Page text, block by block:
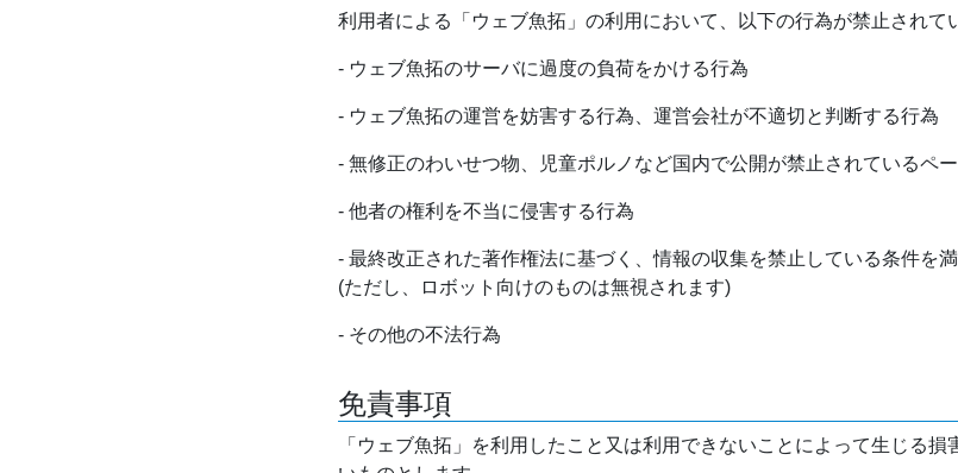
利用者による「ウェブ魚拓」の利用において、以下の行為が禁止されて
- ウェブ魚拓のサーバに過度の負荷をかける行為
- ウェブ魚拓の運営を妨害する行為、運営会社が不適切と判断する行為
- 無修正のわいせつ物、児童ポルノなど国内で公開が禁止されているペー
- 他者の権利を不当に侵害する行為
- 最終改正された著作権法に基づく、情報の収集を禁止している条件を
(ただし、ロボット向けのものは無視されます)
- その他の不法行為
免責事項
「ウェブ魚拓」を利用したこと又は利用できないことによって生じる